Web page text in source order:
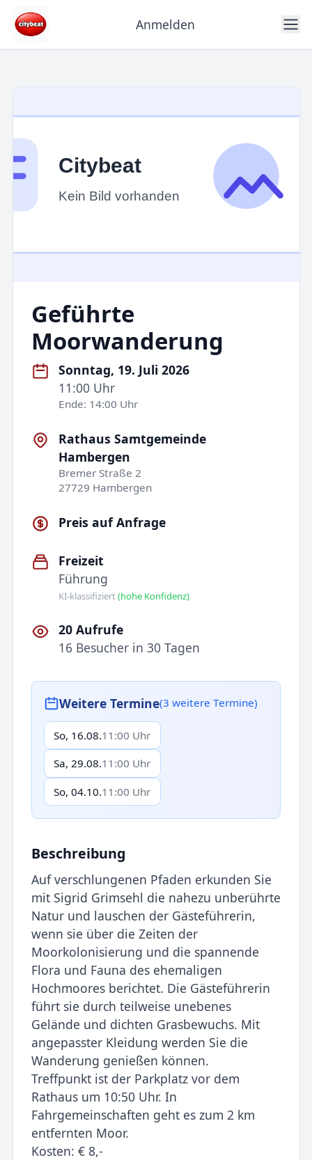
Anmelden
Geführte
Moorwanderung
Sonntag, 19. Juli 2026
11:00 Uhr
Ende: 14:00 Uhr
Rathaus Samtgemeinde
Hambergen
Bremer Straße 2
27729 Hambergen
Preis auf Anfrage
Freizeit
Führung
KI-klassifiziert(hohe Konfidenz)
20 Aufrufe
16 Besucher in 30 Tagen
Weitere Termine(3 weitere Termine)
So, 16.08.11:00 Uhr
Sa, 29.08.11:00 Uhr
So, 04.10.11:00 Uhr
Beschreibung
Auf verschlungenen Pfaden erkunden Sie
mit Sigrid Grimsehl die nahezu unberührte
Natur und lauschen der Gästeführerin,
wenn sie über die Zeiten der
Moorkolonisierung und die spannende
Flora und Fauna des ehemaligen
Hochmoores berichtet. Die Gästeführerin
führt sie durch teilweise unebenes
Gelände und dichten Grasbewuchs. Mit
angepasster Kleidung werden Sie die
Wanderung genießen können.
Treffpunkt ist der Parkplatz vor dem
Rathaus um 10:50 Uhr. In
Fahrgemeinschaften geht es zum 2 km
entfernten Moor.
Kosten: € 8,-